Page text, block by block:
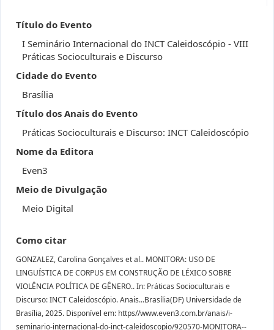
Título do Evento
I Seminário Internacional do INCT Caleidoscópio - VIII
Práticas Socioculturais e Discurso
Cidade do Evento
Brasília
Título dos Anais do Evento
Práticas Socioculturais e Discurso: INCT Caleidoscópio
Nome da Editora
Even3
Meio de Divulgação
Meio Digital
Como citar
GONZALEZ, Carolina Gonçalves et al.. MONITORA: USO DE
LINGUÍSTICA DE CORPUS EM CONSTRUÇÃO DE LÉXICO SOBRE
VIOLÊNCIA POLÍTICA DE GÊNERO.. In: Práticas Socioculturais e
Discurso: INCT Caleidoscópio. Anais...Brasília(DF) Universidade de
Brasília, 2025. Disponível em: https//www.even3.com.br/anais/i-
seminario-internacional-do-inct-caleidoscopio/920570-MONITORA--